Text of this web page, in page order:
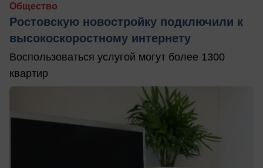
Общество
Ростовскую новостройку подключили к
высокоскоростному интернету
Воспользоваться услугой могут более 1300
квартир